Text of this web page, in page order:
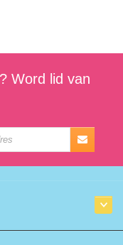
Word lid van